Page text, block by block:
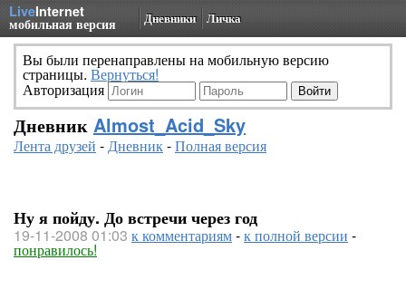
LiveInternet
мобильная версия Дневники Личка
Вы были перенаправлены на мобильную версию
страницы. Вернуться!
Авторизация
Дневник Almost_Acid_Sky
Лента друзей -Дневник-Полная версия
Ну я пойду. До встречи через год
19-11-2008 01:03 к комментариям-к полной версии -
понравилось!